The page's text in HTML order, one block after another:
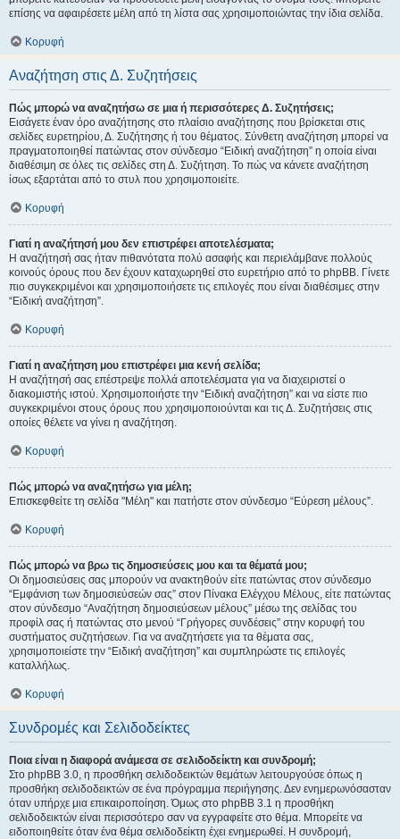
επίσης να αφαιρέσετε μέλη από τη λίστα σας χρησιμοποιώντας την ίδια σελίδα.
Κορυφή
Αναζήτηση στις Δ. Συζητήσεις
Πώς μπορώ να αναζητήσω σε μια ή περισσότερες Δ. Συζητήσεις;
Εισάγετε έναν όρο αναζήτησης στο πλαίσιο αναζήτησης που βρίσκεται στις
σελίδες ευρετηρίου, Δ. Συζήτησης ή του θέματος. Σύνθετη αναζήτηση μπορεί να
πραγματοποιηθεί πατώντας στον σύνδεσμο “Ειδική αναζήτηση” η οποία είναι
διαθέσιμη σε όλες τις σελίδες στη Δ. Συζήτηση. Το πώς να κάνετε αναζήτηση
ίσως εξαρτάται από το στυλ που χρησιμοποιείτε.
Κορυφή
Γιατί η αναζήτησή μου δεν επιστρέφει αποτελέσματα;
Η αναζήτησή σας ήταν πιθανότατα πολύ ασαφής και περιελάμβανε πολλούς
κοινούς όρους που δεν έχουν καταχωρηθεί στο ευρετήριο από το phpBB. Γίνετε
πιο συγκεκριμένοι και χρησιμοποιήσετε τις επιλογές που είναι διαθέσιμες στην
“Ειδική αναζήτηση”.
Κορυφή
Γιατί η αναζήτηση μου επιστρέφει μια κενή σελίδα;
Η αναζήτησή σας επέστρεψε πολλά αποτελέσματα για να διαχειριστεί ο
διακομιστής ιστού. Χρησιμοποιήστε την “Ειδική αναζήτηση” και να είστε πιο
συγκεκριμένοι στους όρους που χρησιμοποιούνται και τις Δ. Συζητήσεις στις
οποίες θέλετε να γίνει η αναζήτηση.
Κορυφή
Πώς μπορώ να αναζητήσω για μέλη;
Επισκεφθείτε τη σελίδα "Μέλη" και πατήστε στον σύνδεσμο “Εύρεση μέλους”.
Κορυφή
Πώς μπορώ να βρω τις δημοσιεύσεις μου και τα θέματά μου;
Οι δημοσιεύσεις σας μπορούν να ανακτηθούν είτε πατώντας στον σύνδεσμο
“Εμφάνιση των δημοσιεύσεών σας” στον Πίνακα Ελέγχου Μέλους, είτε πατώντας
στον σύνδεσμο “Αναζήτηση δημοσιεύσεων μέλους” μέσω της σελίδας του
προφίλ σας ή πατώντας στο μενού “Γρήγορες συνδέσεις” στην κορυφή του
συστήματος συζητήσεων. Για να αναζητήσετε για τα θέματα σας,
χρησιμοποιείστε την “Ειδική αναζήτηση” και συμπληρώστε τις επιλογές
καταλλήλως.
Κορυφή
Συνδρομές και Σελιδοδείκτες
Ποια είναι η διαφορά ανάμεσα σε σελιδοδείκτη και συνδρομή;
Στο phpBB 3.0, η προσθήκη σελιδοδεικτών θεμάτων λειτουργούσε όπως η
προσθήκη σελιδοδεικτών σε ένα πρόγραμμα περιήγησης. Δεν ενημερωνόσασταν
όταν υπήρχε μια επικαιροποίηση. Όμως στο phpBB 3.1 η προσθήκη
σελιδοδεικτών είναι περισσότερο σαν να εγγραφείτε στο θέμα. Μπορείτε να
ειδοποιηθείτε όταν ένα θέμα σελιδοδείκτη έχει ενημερωθεί. Η συνδρομή,